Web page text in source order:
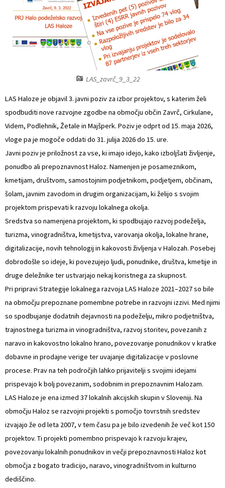
LAS_zavrč_9_3_22
LAS Haloze je objavil 3. javni poziv za izbor projektov, s katerim želi
spodbuditi nove razvojne zgodbe na območju občin Zavrč, Cirkulane,
Videm, Podlehnik, Žetale in Majšperk. Poziv je odprt od 15. maja 2026,
vloge pa je mogoče oddati do 31. julija 2026 do 15. ure.
Javni poziv je priložnost za vse, ki imajo idejo, kako izboljšati življenje,
ponudbo ali prepoznavnost Haloz. Namenjen je posameznikom,
kmetijam, društvom, samostojnim podjetnikom, podjetjem, občinam,
šolam, javnim zavodom in drugim organizacijam, ki želijo s svojim
projektom prispevati k razvoju lokalnega okolja.
Sredstva so namenjena projektom, ki spodbujajo razvoj podeželja,
turizma, vinogradništva, kmetijstva, varovanja okolja, lokalne hrane,
digitalizacije, novih tehnologij in kakovosti življenja v Halozah. Posebej
dobrodošle so ideje, ki povezujejo ljudi, ponudnike, društva, kmetije in
druge deležnike ter ustvarjajo nekaj koristnega za skupnost.
Pri pripravi Strategije lokalnega razvoja LAS Haloze 2021–2027 so bile
na območju prepoznane pomembne potrebe in razvojni izzivi. Med njimi
so spodbujanje dodatnih dejavnosti na podeželju, mikro podjetništva,
trajnostnega turizma in vinogradništva, razvoj storitev, povezanih z
naravo in kakovostno lokalno hrano, povezovanje ponudnikov v kratke
dobavne in prodajne verige ter uvajanje digitalizacije v poslovne
procese. Prav na teh področjih lahko prijavitelji s svojimi idejami
prispevajo k bolj povezanim, sodobnim in prepoznavnim Halozam.
LAS Haloze je ena izmed 37 lokalnih akcijskih skupin v Sloveniji. Na
območju Haloz se razvojni projekti s pomočjo tovrstnih sredstev
izvajajo že od leta 2007, v tem času pa je bilo izvedenih že več kot 150
projektov. Ti projekti pomembno prispevajo k razvoju krajev,
povezovanju lokalnih ponudnikov in večji prepoznavnosti Haloz kot
območja z bogato tradicijo, naravo, vinogradništvom in kulturno
dediščino.
Naselja v občini
Organigram
Katalog informacij javnega značaja
Prostorski akti občine
Predpisi in odloki
Lokalne volitve